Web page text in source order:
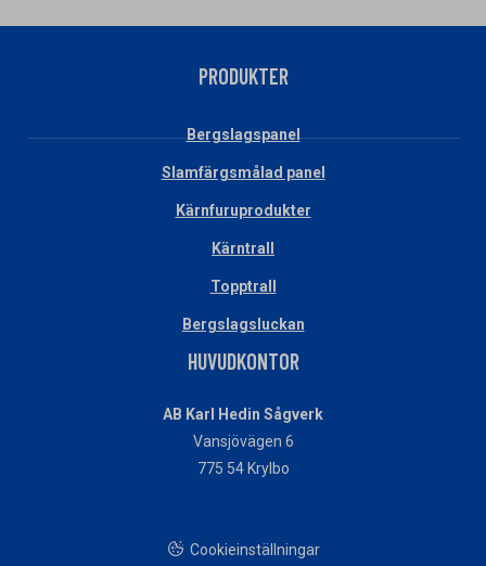
PRODUKTER
Bergslagspanel
Slamfärgsmålad panel
Kärnfuruprodukter
Kärntrall
Topptrall
Bergslagsluckan
HUVUDKONTOR
AB Karl Hedin Sågverk
Vansjövägen 6
775 54 Krylbo
Cookieinställningar